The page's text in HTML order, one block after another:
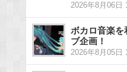
2026年8月06日
ボカロ音楽を
ブ企画！
2026年8月05日